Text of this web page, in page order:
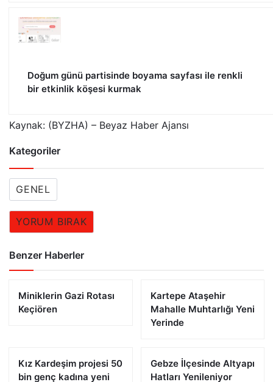
Doğum günü partisinde boyama sayfası ile renkli
bir etkinlik köşesi kurmak
Kaynak: (BYZHA) – Beyaz Haber Ajansı
Kategoriler
GENEL
YORUM BIRAK
Benzer Haberler
​Miniklerin Gazi Rotası
Keçiören
Kartepe Ataşehir
Mahalle Muhtarlığı Yeni
Yerinde
Kız Kardeşim projesi 50
bin genç kadına yeni
Gebze İlçesinde Altyapı
Hatları Yenileniyor